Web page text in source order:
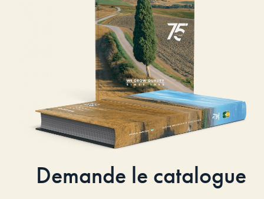
Demande le catalogue